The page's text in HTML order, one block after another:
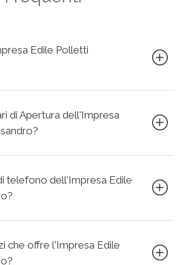
Edile Polletti
di Apertura dell'Impresa
telefono dell'Impresa Edile
che offre l'Impresa Edile